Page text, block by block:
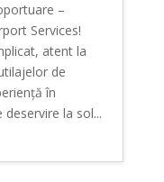
–
Services!
atent la
de
în
la sol...